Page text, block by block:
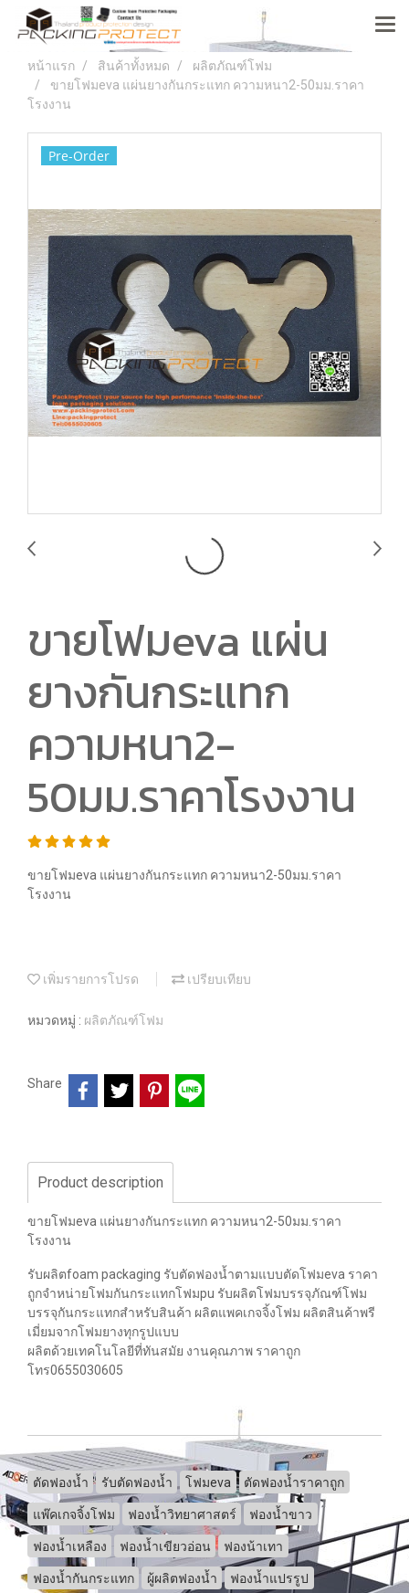
หน้าแรก สินค้าทั้งหมด
ผลิตภัณฑ์โฟม
ขายโฟมeva แผ่นยางกันกระแทก ความหนา2-50มม.ราคา
โรงงาน
Pre-Order
ขายโฟมeva แผ่น
ยางกันกระแทก
ความหนา2-
50มม.ราคาโรงงาน
ขายโฟมeva แผ่นยางกันกระแทก ความหนา2-50มม.ราคา
โรงงาน
เพิ่มรายการโปรด เปรียบเทียบ
หมวดหมู่ : ผลิตภัณฑ์โฟม
Share
Product description
ขายโฟมeva แผ่นยางกันกระแทก ความหนา2-50มม.ราคา
โรงงาน
รับผลิตfoam packaging รับตัดฟองน้ำตามแบบตัดโฟมeva ราคา
ถูกจำหน่ายโฟมกันกระแทกโฟมpu รับผลิตโฟมบรรจุภัณฑ์โฟม
บรรจุกันกระแทกสำหรับสินค้า ผลิตแพคเกจจิ้งโฟม ผลิตสินค้าพรี
เมี่ยมจากโฟมยางทุกรูปแบบ
ผลิตด้วยเทคโนโลยีที่ทันสมัย งานคุณภาพ ราคาถูก
โทร0655030605
ตัดฟองน้ำ รับตัดฟองน้ำ โฟมeva ตัดฟองน้ำราคาถูก
แพ๊คเกจจิ้งโฟม ฟองน้ำวิทยาศาสตร์ ฟองน้ำขาว
ฟองน้ำเหลือง ฟองน้ำเขียวอ่อน ฟองน้าเทา
ฟองน้ำกันกระแทก ผู้ผลิตฟองน้ำ ฟองน้ำแปรรูป